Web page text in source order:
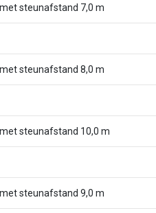
steunafstand 7,0 m
steunafstand 8,0 m
steunafstand 10,0 m
steunafstand 9,0 m